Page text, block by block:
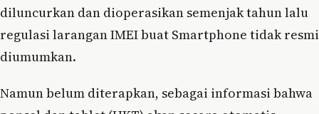
diluncurkan dan dioperasikan semenjak tahun lalu
regulasi larangan IMEI buat Smartphone tidak resmi
diumumkan.
Namun belum diterapkan, sebagai informasi bahwa